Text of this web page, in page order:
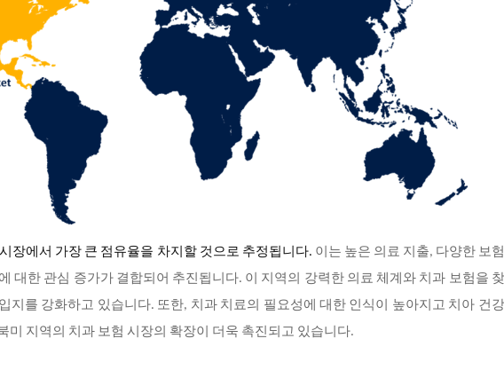
장에서 가장 큰 점유율을 차지할 것으로 추정됩니다. 이는 높은 의료 지출, 다양한 보험
대한 관심 증가가 결합되어 추진됩니다. 이 지역의 강력한 의료 체계와 치과 보험을
지를 강화하고 있습니다. 또한, 치과 치료의 필요성에 대한 인식이 높아지고 치아 건강
미 지역의 치과 보험 시장의 확장이 더욱 촉진되고 있습니다.